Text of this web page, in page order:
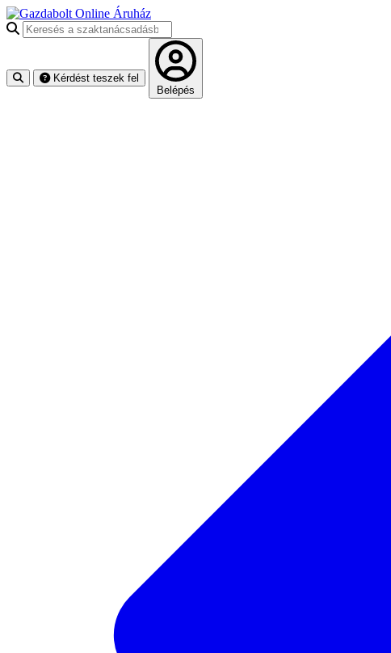
Keresés a szaktanácsadásban
Kérdést teszek fel
Belépés